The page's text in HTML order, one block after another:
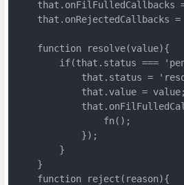
that.onFilFulledCallbacks
that.onRejectedCallbacks =
    function resolve(value){
if(that.status ===
that.status =
            that.value = value;
                fn();
            });
        }
    }
    function reject(reason){